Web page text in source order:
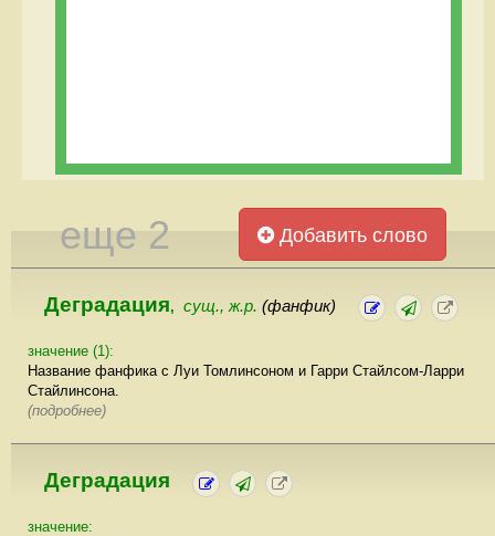
еще 2 Добавить слово
Деградация, сущ., ж.р. (фанфик)
значение (1):
Название фанфика с Луи Томлинсоном и Гарри Стайлсом-Ларри
Стайлинсона.
(подробнее)
Деградация
значение: